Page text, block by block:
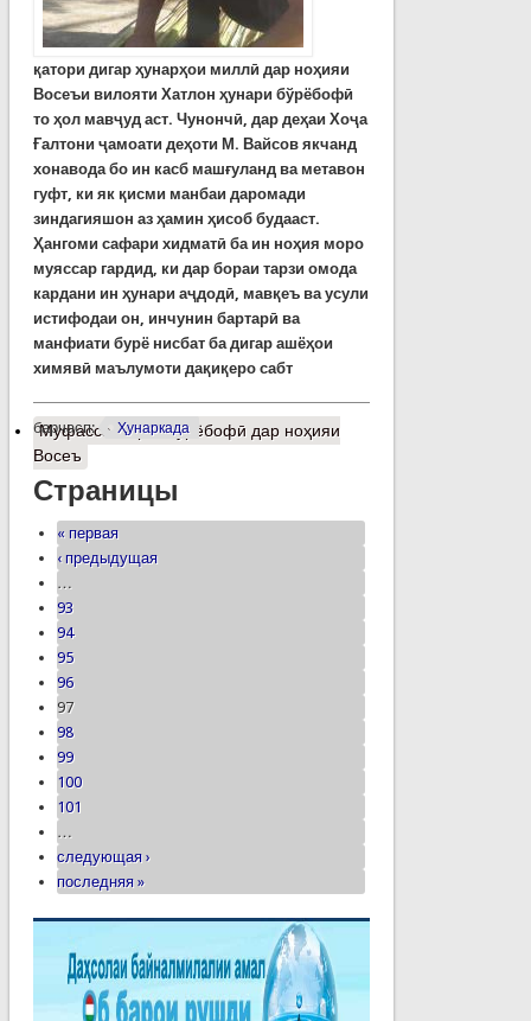
қатори дигар ҳунарҳои миллӣ дар ноҳияи
Восеъи вилояти Хатлон ҳунари бўрёбофӣ
то ҳол мавҷуд аст. Чунончӣ, дар деҳаи Хоҷа
Ғалтони ҷамоати деҳоти М. Вайсов якчанд
хонавода бо ин касб машғуланд ва метавон
гуфт, ки як қисми манбаи даромади
зиндагияшон аз ҳамин ҳисоб будааст.
Ҳангоми сафари хидматӣ ба ин ноҳия моро
муяссар гардид, ки дар бораи тарзи омода
кардани ин ҳунари аҷдодӣ, мавқеъ ва усули
истифодаи он, инчунин бартарӣ ва
манфиати бурё нисбат ба дигар ашёҳои
химявӣ маълумоти дақиқеро сабт
барчасп: Ҳунаркада
Муфассалтаро Бурёбофӣ дар ноҳияи
Восеъ
Страницы
« первая
‹ предыдущая
…
93
94
95
96
97
98
99
100
101
…
следующая ›
последняя »